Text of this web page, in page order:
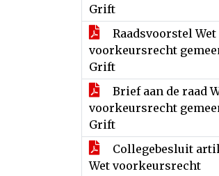
Grift
Raadsvoorstel Wet
voorkeursrecht
Grift
Brief aan de raad
voorkeursrecht
Grift
Collegebesluit
Wet voorkeursrecht